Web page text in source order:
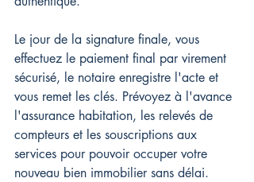
Le jour de la signature finale, vous
effectuez le paiement final par virement
sécurisé, le notaire enregistre l'acte et
vous remet les clés. Prévoyez à l'avance
l'assurance habitation, les relevés de
compteurs et les souscriptions aux
services pour pouvoir occuper votre
nouveau bien immobilier sans délai.